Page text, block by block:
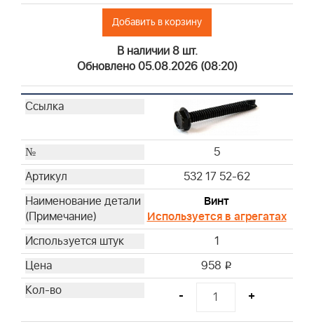
Добавить в корзину
В наличии 8 шт.
Обновлено 05.08.2026 (08:20)
5
532 17 52-62
Винт
Используется в агрегатах
1
958 i
- +